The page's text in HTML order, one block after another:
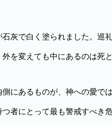
灰で白く塗られました。巡
を変えても中にあるのは死と
にあるものが、神への愛で
者にとって最も警戒すべき危